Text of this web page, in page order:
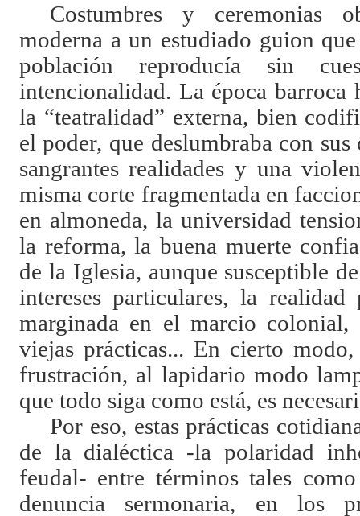
Costumbres y ceremonias
moderna a un estudiado guion
población reproducía sin
intencionalidad. La época
la “teatralidad” externa, bien
el poder, que deslumbraba con sus
sangrantes realidades y una
misma corte fragmentada en
en almoneda, la universidad
la reforma, la buena muerte
de la Iglesia, aunque susceptible
intereses particulares, la
marginada en el marcio colonial,
viejas prácticas... En cierto
frustración, al lapidario modo
que todo siga como está, es
Por eso, estas prácticas
de la dialéctica -la polaridad
feudal- entre términos tales
denuncia sermonaria, en los